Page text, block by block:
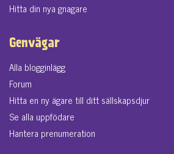
Hitta din nya gnagare
Genvägar
Alla blogginlägg
Forum
Hitta en ny ägare till ditt sällskapsdjur
Se alla uppfödare
Hantera prenumeration